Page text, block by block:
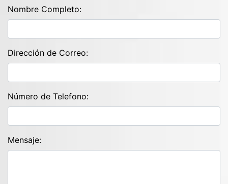
Nombre Completo:
Dirección de Correo:
Número de Telefono:
Mensaje: